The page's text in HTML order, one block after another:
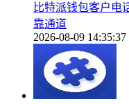
比特派钱包客户电
靠通道
2026-08-09 14:35:37